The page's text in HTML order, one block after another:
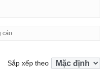
Sắp xếp theo